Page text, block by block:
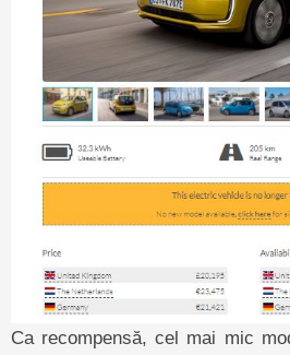
Ca recompensă, cel mai mic